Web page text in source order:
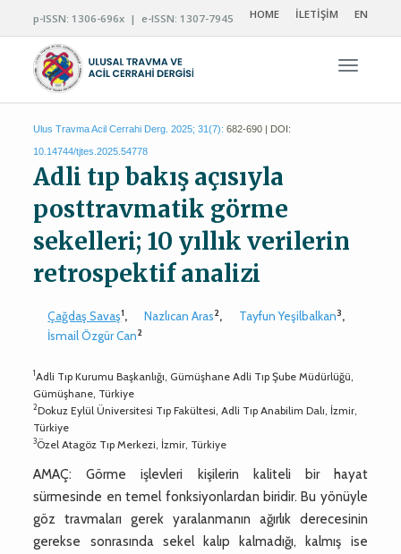
p-ISSN: 1306-696x | e-ISSN: 1307-7945 HOME İLETİŞİM EN
Ulus Travma Acil Cerrahi Derg. 2025; 31(7): 682-690 | DOI:
10.14744/tjtes.2025.54778
Adli tıp bakış açısıyla
posttravmatik görme
sekelleri; 10 yıllık verilerin
retrospektif analizi
Çağdaş Savaş1, Nazlıcan Aras2, Tayfun Yeşilbalkan3,
İsmail Özgür Can2
1Adli Tıp Kurumu Başkanlığı, Gümüşhane Adli Tıp Şube Müdürlüğü,
Gümüşhane, Türkiye
2Dokuz Eylül Üniversitesi Tıp Fakültesi, Adli Tıp Anabilim Dalı, İzmir,
Türkiye
3Özel Atagöz Tıp Merkezi, İzmir, Türkiye
AMAÇ: Görme işlevleri kişilerin kaliteli bir hayat
sürmesinde en temel fonksiyonlardan biridir. Bu yönüyle
göz travmaları gerek yaralanmanın ağırlık derecesinin
gerekse sonrasında sekel kalıp kalmadığı, kalmış ise